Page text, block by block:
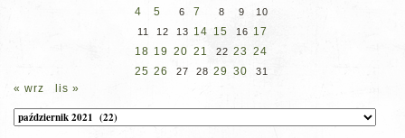
4
5 6 7 8 9
10
11
12 13 14 15 16 17
18 19 20 21 22 23 24
25 26 27 28 29 30 31
« wrz lis »
Archiwum